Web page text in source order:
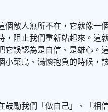
個敵人無所不在，它就像
，阻止我們重新站起來。
它誤認為是自信、是雄心。
菜鳥、滿懷抱負的時候，
鼓勵我們「做自己」、「